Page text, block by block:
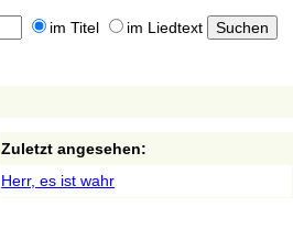
im Titel im Liedtext
Zuletzt angesehen:
Herr, es ist wahr